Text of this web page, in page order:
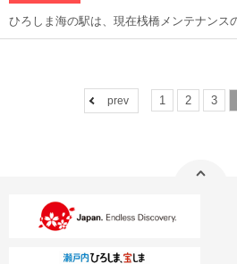
ひろしま海の駅は、現在桟橋メンテナンス
prev 1 2 3